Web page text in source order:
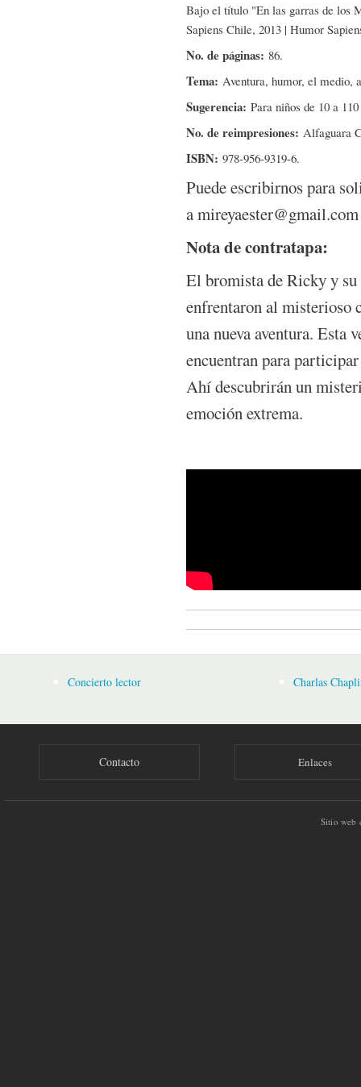
Bajo el título "En las garras de los
Sapiens Chile, 2013 | Humor
No. de páginas: 86.
Tema: Aventura, humor, el medio,
Sugerencia: Para niños de 10 a
No. de reimpresiones: Alfaguara
ISBN: 978-956-9319-6.
Puede escribirnos para
a mireyaester@gmail.com
Nota de contratapa:
El bromista de Ricky y
enfrentaron al misterioso
una nueva aventura. Esta
encuentran para
Ahí descubrirán un
emoción extrema.
Concierto lector Charlas
Contacto Enlaces
Sitio web